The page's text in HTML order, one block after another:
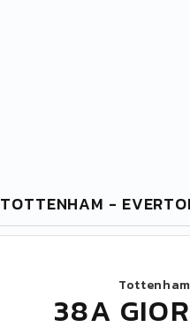
TOTTENHAM -
38A